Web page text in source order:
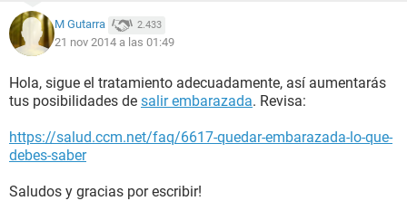
M Gutarra 2.433
21 nov 2014 a las 01:49
Hola, sigue el tratamiento adecuadamente, así aumentarás
tus posibilidades de salir embarazada. Revisa:
https://salud.ccm.net/faq/6617-quedar-embarazada-lo-que-
debes-saber
Saludos y gracias por escribir!